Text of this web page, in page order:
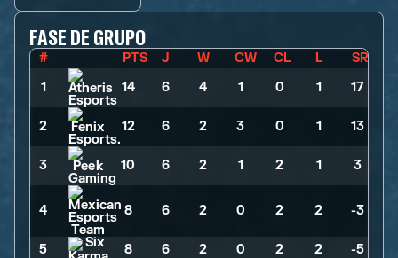
FASE DE GRUPO
# PTS J W CW CL L
SR
1
14 6 4 1 0 1 17
2 12 6 2 3 0 1 13
3 10 6 2 1 2 1 3
4 8 6 2 0 2 2 -3
5 8 6 2 0 2 2
-5